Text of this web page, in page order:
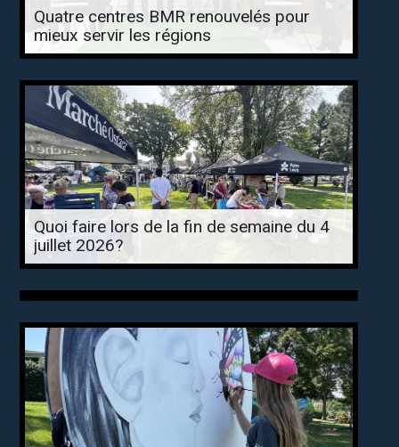
Quatre centres BMR renouvelés pour
mieux servir les régions
Quoi faire lors de la fin de semaine du 4
juillet 2026?